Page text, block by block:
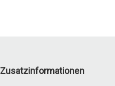
Zusatzinformationen